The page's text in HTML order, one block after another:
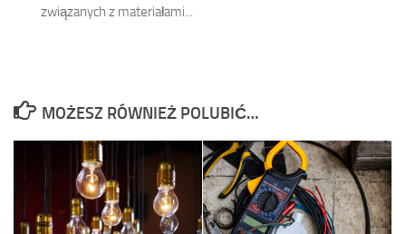
związanych z materiałami...
MOŻESZ RÓWNIEŻ POLUBIĆ…